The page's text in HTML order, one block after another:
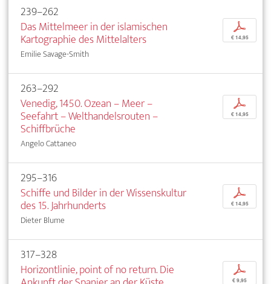
239–262
Das Mittelmeer in der islamischen
Kartographie des Mittelalters
Emilie Savage-Smith
p
€ 14,95
263–292
Venedig, 1450. Ozean – Meer –
Seefahrt – Welthandelsrouten –
Schiffbrüche
Angelo Cattaneo
p
€ 14,95
295–316
Schiffe und Bilder in der Wissenskultur
des 15. Jahrhunderts
Dieter Blume
p
€ 14,95
317–328
Horizontlinie, point of no return. Die
p
€ 9,95